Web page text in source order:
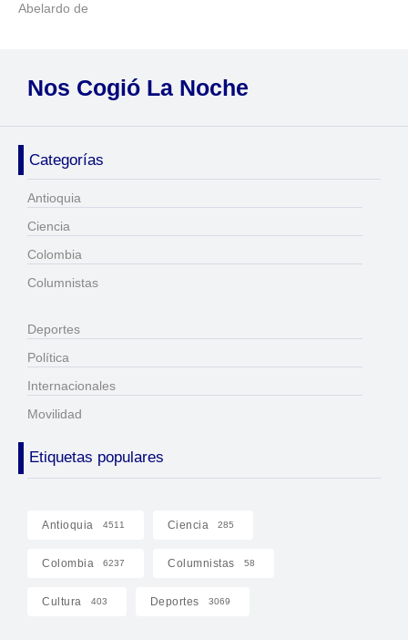
Abelardo de
Nos Cogió La Noche
Categorías
Antioquia
Ciencia
Colombia
Columnistas
Deportes
Política
Internacionales
Movilidad
Etiquetas populares
Antioquia 4511 Ciencia 285
Colombia 6237 Columnistas 58
Cultura 403 Deportes 3069